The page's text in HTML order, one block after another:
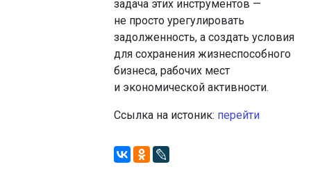
задача этих инструментов —
не просто урегулировать
задолженность, а создать условия
для сохранения жизнеспособного
бизнеса, рабочих мест
и экономической активности.
Ссылка на истоник: перейти